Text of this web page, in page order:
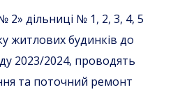
дільниці № 1, 2, 3, 4, 5
житлових будинків до
2023/2024, проводять
та поточний ремонт